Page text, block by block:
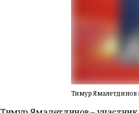
Тимур Ямалетдинов